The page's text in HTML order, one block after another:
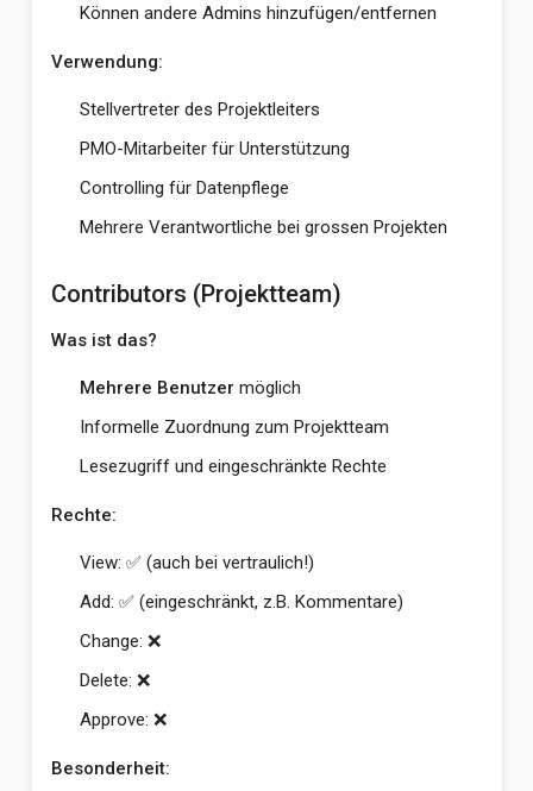
Können andere Admins hinzufügen/entfernen
Verwendung:
Stellvertreter des Projektleiters
PMO-Mitarbeiter für Unterstützung
Controlling für Datenpflege
Mehrere Verantwortliche bei grossen Projekten
Contributors (Projektteam)
Was ist das?
Mehrere Benutzer möglich
Informelle Zuordnung zum Projektteam
Lesezugriff und eingeschränkte Rechte
Rechte:
View: ✅ (auch bei vertraulich!)
Add: ✅ (eingeschränkt, z.B. Kommentare)
Change: ❌
Delete: ❌
Approve: ❌
Besonderheit: